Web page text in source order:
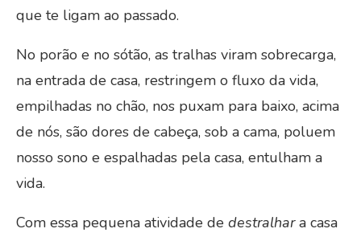
que te ligam ao passado.
No porão e no sótão, as tralhas viram sobrecarga,
na entrada de casa, restringem o fluxo da vida,
empilhadas no chão, nos puxam para baixo, acima
de nós, são dores de cabeça, sob a cama, poluem
nosso sono e espalhadas pela casa, entulham a
vida.
Com essa pequena atividade de destralhara casa